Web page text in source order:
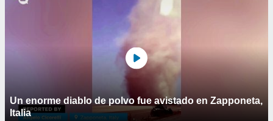
Un enorme diablo de polvo fue avistado en Zapponeta,
Italia